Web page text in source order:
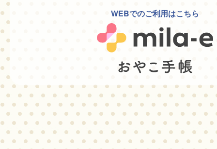
WEBでのご利用はこちら